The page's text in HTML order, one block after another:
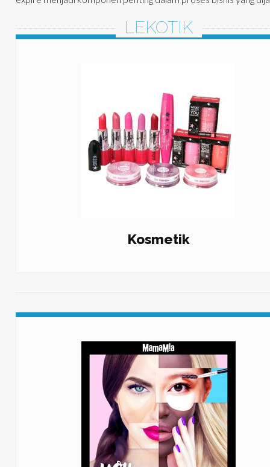
LEKOTIK
Kosmetik